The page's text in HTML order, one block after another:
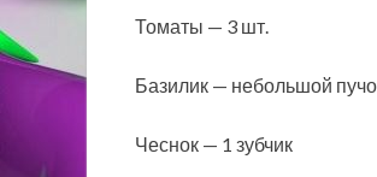
Томаты — 3 шт.
Базилик — небольшой
Чеснок — 1 зубчик